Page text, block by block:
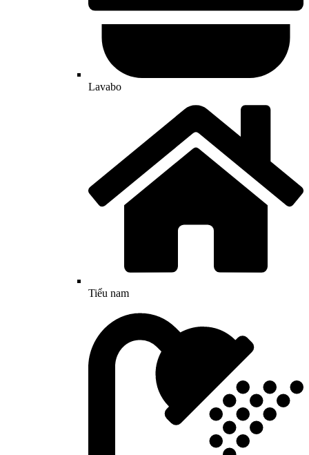
Lavabo
Tiểu nam